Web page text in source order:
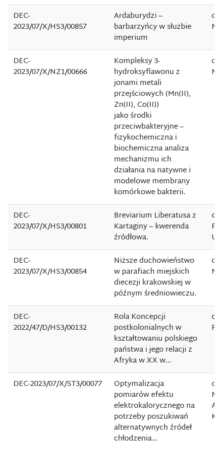
DEC-
2023/07/X/HS3/00857
Ardaburydzi –
barbarzyńcy w służbie
imperium
dr
DEC-
2023/07/X/NZ1/00666
Kompleksy 3-
hydroksyflawonu z
jonami metali
przejściowych (Mn(II),
Zn(II), Co(II))
jako środki
przeciwbakteryjne –
fizykochemiczna i
biochemiczna analiza
mechanizmu ich
działania na natywne i
modelowe membrany
komórkowe bakterii.
dr
DEC-
2023/07/X/HS3/00801
Breviarium Liberatusa z
Kartaginy – kwerenda
źródłowa.
dr
DEC-
2023/07/X/HS3/00854
Niższe duchowieństwo
w parafiach miejskich
diecezji krakowskiej w
późnym średniowieczu.
dr
DEC-
2022/47/D/HS3/00132
Rola Koncepcji
postkolonialnych w
kształtowaniu polskiego
państwa i jego relacji z
Afryka w XX w…
dr
DEC-2023/07/X/ST3/00077
Optymalizacja
pomiarów efektu
elektrokalorycznego na
potrzeby poszukiwań
alternatywnych źródeł
chłodzenia…
dr